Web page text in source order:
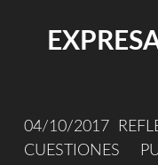
04/10/2017
CUESTIONES